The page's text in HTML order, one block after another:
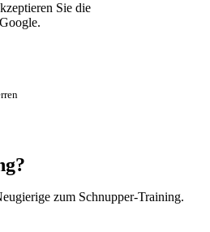
Sie die
zum Schnupper-Training.